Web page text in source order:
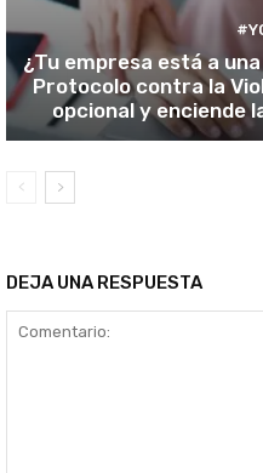
¿Tu empresa está a
Protocolo contra la
opcional y enciende
DEJA UNA RESPUESTA